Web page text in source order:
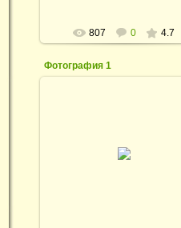
807 0 4.7
Фотография 1